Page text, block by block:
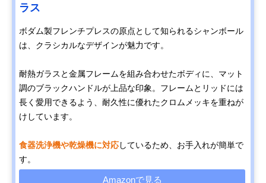
ラス
ボダム製フレンチプレスの原点として知られるシャンボール
は、クラシカルなデザインが魅力です。
耐熱ガラスと金属フレームを組み合わせたボディに、マット
調のブラックハンドルが上品な印象。フレームとリッドには
長く愛用できるよう、耐久性に優れたクロムメッキを重ねが
けしています。
食器洗浄機や乾燥機に対応しているため、お手入れが簡単で
す。
Amazonで見る